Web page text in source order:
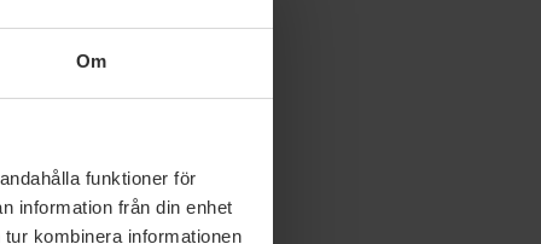
Om
funktioner för
information från din enhet
kombinera informationen
inom